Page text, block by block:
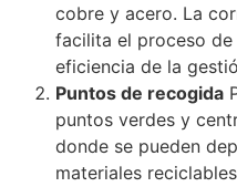
cobre y acero. La
facilita el proceso
eficiencia de la
Puntos de recogida
puntos verdes y
donde se pueden
materiales